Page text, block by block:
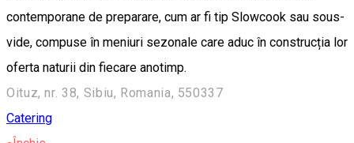
contemporane de preparare, cum ar fi tip Slowcook sau sous-
vide, compuse în meniuri sezonale care aduc în construcția lor
oferta naturii din fiecare anotimp.
Oituz, nr. 38, Sibiu, Romania, 550337
Catering